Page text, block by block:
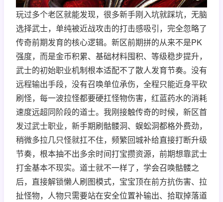
玩过多个老区就能发现，很多新手刚入坑就踩坑，无脑
选择武士，单纯被近战攻击的打击感吸引，完全忽略了
传奇前期发育的核心逻辑。新区前期拼的从来不是PK
强度，而是金币积累、基础材料囤积、等级稳步提升，
武士的初始职业机制根本适配不了散人发育节奏。没有
远程输出手段，没有召唤单位承伤，全程只能近身平砍
刷怪，每一波拉怪都要硬扛怪物伤害，红蓝药水的消耗
速度远超同阶段的道士。我刚接触传奇的时候，新区首
发过武士职业，新手期刷骷髅洞、蜈蚣洞都格外费劲，
稍微多拉几只怪就扛不住，频繁回城补给直接打断升级
节奏，根本抽不出多余时间打宝攒资源，前期想靠武士
打金基本不现实。道士就不一样了，学会召唤骷髅之
后，直接解锁懒人刷图模式，宝宝顶在前方抗伤害、拉
扯怪物，人物只需要站在安全位置补输出、拾取掉落道